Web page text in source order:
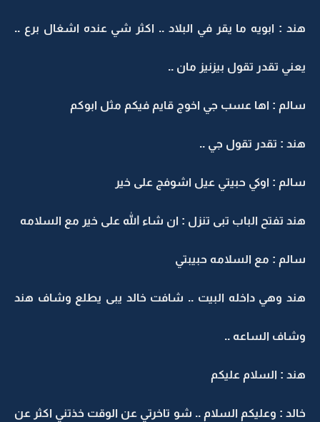
هند : ابويه ما يقر في البلاد .. اكثر شي عنده اشغال برع ..
يعني تقدر تقول بيزنيز مان ..
سالم : اها عسب جي اخوج قايم فيكم مثل ابوكم
هند : تقدر تقول جي ..
سالم : اوكي حبيتي عيل اشوفج على خير
هند تفتح الباب تبى تنزل : ان شاء الله على خير مع السلامه
سالم : مع السلامه حبيبتي
هند وهي داخله البيت .. شافت خالد يبى يطلع وشاف هند
وشاف الساعه ..
هند : السلام عليكم
خالد : وعليكم السلام .. شو تاخرتي عن الوقت خذتني اكثر عن